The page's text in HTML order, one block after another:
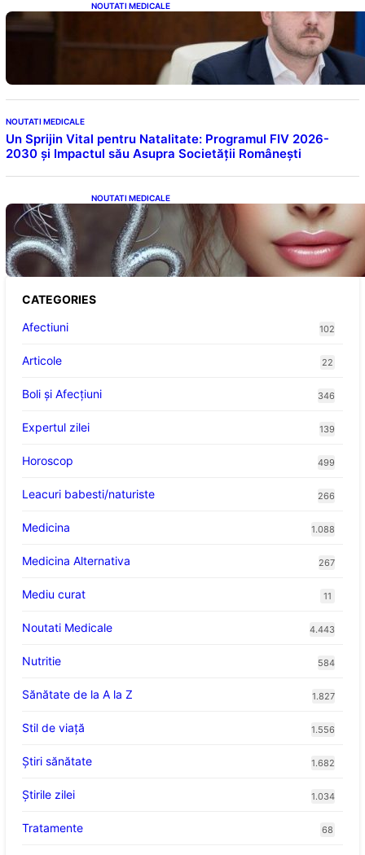
NOUTATI MEDICALE
Impactul Tăierii Energetice asupra Producției
de Medicamente: Avertismentul lui
Alexandru Rogobete către Guvernul
NOUTATI MEDICALE
Un Sprijin Vital pentru Natalitate: Programul FIV 2026-
2030 și Impactul său Asupra Societății Românești
NOUTATI MEDICALE
Influența lui Venus: Dragoste, Noroc și
Oportunități pentru Tauri și Balanțe în
Weekendul 8-9 August
CATEGORIES
Afectiuni
102
Articole 22
Boli și Afecțiuni 346
Expertul zilei 139
Horoscop 499
Leacuri babesti/naturiste 266
Medicina 1.088
Medicina Alternativa 267
Mediu curat 11
Noutati Medicale 4.443
Nutritie 584
Sănătate de la A la Z 1.827
Stil de viaţă 1.556
Ştiri sănătate 1.682
Știrile zilei 1.034
Tratamente 68